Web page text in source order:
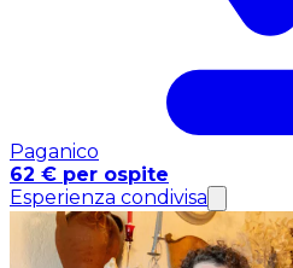
Paganico
62 € per ospite
Esperienza condivisa